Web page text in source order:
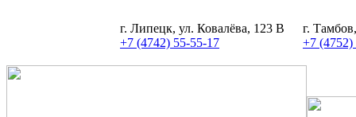
г. Липецк, ул. Ковалёва, 123 В
+7 (4742) 55-55-17
г.
+7 (4752)